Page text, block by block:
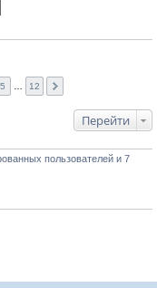
5 12
Перейти
пользователей и 7